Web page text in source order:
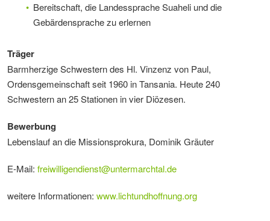
Bereitschaft, die Landessprache Suaheli und die
Gebärdensprache zu erlernen
Träger
Barmherzige Schwestern des Hl. Vinzenz von Paul,
Ordensgemeinschaft seit 1960 in Tansania. Heute 240
Schwestern an 25 Stationen in vier Diözesen.
Bewerbung
Lebenslauf an die Missionsprokura, Dominik Gräuter
E-Mail: freiwilligendienst@untermarchtal.de
weitere Informationen: www.lichtundhoffnung.org